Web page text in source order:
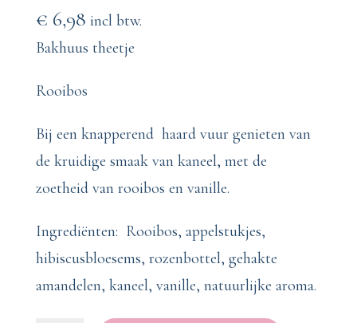
€ 6,98 incl btw.
Bakhuus theetje
Rooibos
Bij een knapperend haard vuur genieten van
de kruidige smaak van kaneel, met de
zoetheid van rooibos en vanille.
Ingrediënten: Rooibos, appelstukjes,
hibiscusbloesems, rozenbottel, gehakte
amandelen, kaneel, vanille, natuurlijke aroma.